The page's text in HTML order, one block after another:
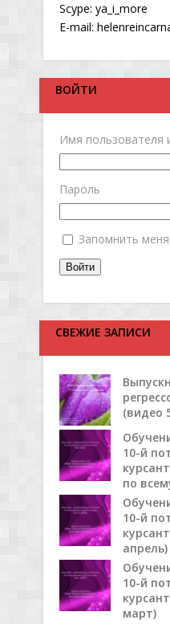
Scype: ya_i_more
E-mail:
ВОЙТИ
Имя пользователя
Пароль
Запомнить меня
Войти
СВЕЖИЕ ЗАПИСИ
(видео
10-й
по
10-й
апрель)
10-й
март)